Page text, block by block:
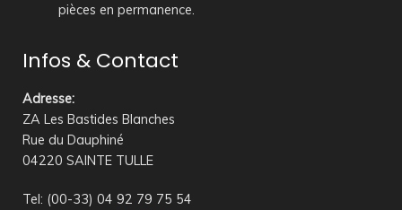
pièces en permanence.
Infos & Contact
Adresse:
ZA Les Bastides Blanches
Rue du Dauphiné
04220 SAINTE TULLE
Tel: (00-33) 04 92 79 75 54